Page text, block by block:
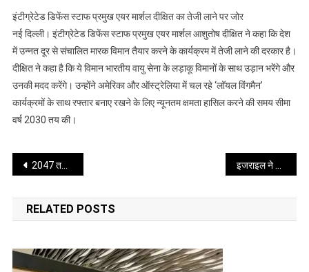
वायुसेना
द्वारा
‘घातक’
स्टेल्थ
ड्रोन
कार्यक्रम
इंटीग्रेटेड डिफेंस स्टाफ प्रमुख एयर मार्शल दीक्षित का तेजी लाने पर जोर
नई दिल्ली। इंटीग्रेटेड डिफेंस स्टाफ प्रमुख एयर मार्शल आशुतोष दीक्षित ने कहा कि देश
में उन्नत दूर से संचालित मारक विमान तैयार करने के कार्यक्रम में तेजी लाने की दरकार है।
दीक्षित ने कहा है कि ये विमान भारतीय वायु सेना के लड़ाकू विमानों के साथ उड़ान भरेंगे और
उनकी मदद करेंगे। उन्होंने अमेरिका और ऑस्ट्रेलिया में चल रहे ‘लॉयल विंगमैन’
कार्यक्रमों के साथ रफ्तार बनाए रखने के लिए न्यूनतम क्षमता हासिल करने की समय सीमा
वर्ष 2030 तय की।
Post
navigation
2047 तक नशामुक्त भारत का लक्ष्य तय, गिरोहों को खत्म करने रोडमैप तैयार
RELATED POSTS